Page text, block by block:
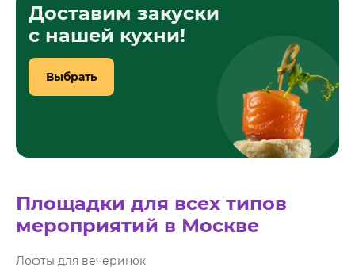
Доставим закуски
с нашей кухни!
Выбрать
Площадки для всех типов
мероприятий в Москве
Лофты для вечеринок